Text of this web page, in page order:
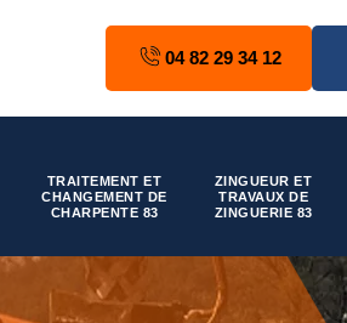
04 82 29 34 12
TRAITEMENT ET
CHANGEMENT DE
CHARPENTE 83
ZINGUEUR ET
TRAVAUX DE
ZINGUERIE 83